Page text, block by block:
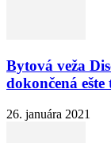
Bytová veža
dokončená
26. januára 2021